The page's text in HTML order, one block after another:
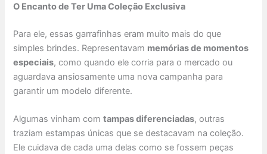
O Encanto de Ter Uma Coleção Exclusiva
Para ele, essas garrafinhas eram muito mais do que
simples brindes. Representavam memórias de momentos
especiais, como quando ele corria para o mercado ou
aguardava ansiosamente uma nova campanha para
garantir um modelo diferente.
Algumas vinham comtampas diferenciadas, outras
traziam estampas únicas que se destacavam na coleção.
Ele cuidava de cada uma delas como se fossem peças